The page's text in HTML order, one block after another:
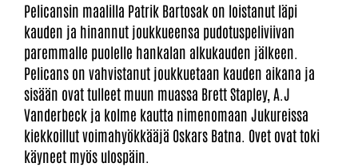
Pelicansin maalilla Patrik Bartosak on loistanut läpi
kauden ja hinannut joukkueensa pudotuspeliviivan
paremmalle puolelle hankalan alkukauden jälkeen.
Pelicans on vahvistanut joukkuetaan kauden aikana ja
sisään ovat tulleet muun muassa Brett Stapley, A.J
Vanderbeck ja kolme kautta nimenomaan Jukureissa
kiekkoillut voimahyökkääjä Oskars Batna. Ovet ovat toki
käyneet myös ulospäin.